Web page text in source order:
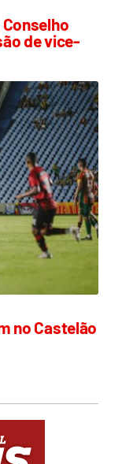
de vice-
no Castelão